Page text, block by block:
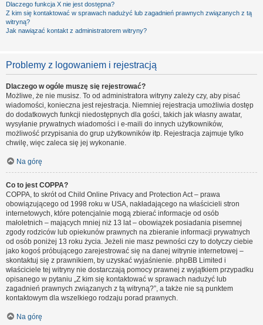
Dlaczego funkcja X nie jest dostępna?
Z kim się kontaktować w sprawach nadużyć lub zagadnień prawnych związanych z tą
witryną?
Jak nawiązać kontakt z administratorem witryny?
Problemy z logowaniem i rejestracją
Dlaczego w ogóle muszę się rejestrować?
Możliwe, że nie musisz. To od administratora witryny zależy czy, aby pisać
wiadomości, konieczna jest rejestracja. Niemniej rejestracja umożliwia dostęp
do dodatkowych funkcji niedostępnych dla gości, takich jak własny awatar,
wysyłanie prywatnych wiadomości i e-maili do innych użytkowników,
możliwość przypisania do grup użytkowników itp. Rejestracja zajmuje tylko
chwilę, więc zaleca się jej wykonanie.
Na górę
Co to jest COPPA?
COPPA, to skrót od Child Online Privacy and Protection Act – prawa
obowiązującego od 1998 roku w USA, nakładającego na właścicieli stron
internetowych, które potencjalnie mogą zbierać informacje od osób
małoletnich – mających mniej niż 13 lat – obowiązek posiadania pisemnej
zgody rodziców lub opiekunów prawnych na zbieranie informacji prywatnych
od osób poniżej 13 roku życia. Jeżeli nie masz pewności czy to dotyczy ciebie
jako kogoś próbującego zarejestrować się na danej witrynie internetowej –
skontaktuj się z prawnikiem, by uzyskać wyjaśnienie. phpBB Limited i
właściciele tej witryny nie dostarczają pomocy prawnej z wyjątkiem przypadku
opisanego w pytaniu „Z kim się kontaktować w sprawach nadużyć lub
zagadnień prawnych związanych z tą witryną?”, a także nie są punktem
kontaktowym dla wszelkiego rodzaju porad prawnych.
Na górę